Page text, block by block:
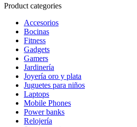
Product categories
Accesorios
Bocinas
Fitness
Gadgets
Gamers
Jardinería
Joyería oro y plata
Juguetes para niños
Laptops
Mobile Phones
Power banks
Relojería